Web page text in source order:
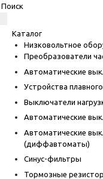
Каталог
Низковольтное
Преобразователи
Автоматические
Устройства плавного
Выключатели
Автоматические
Автоматические
(диффавтоматы)
Синус-фильтры
Тормозные